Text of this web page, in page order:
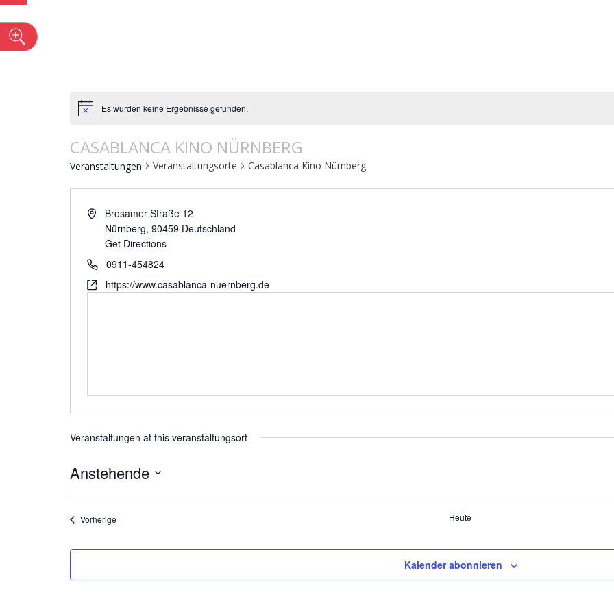
Es wurden keine Ergebnisse gefunden.
CASABLANCA KINO NÜRNBERG
Veranstaltungen Veranstaltungsorte Casablanca Kino Nürnberg
Brosamer Straße 12
Nürnberg, 90459 Deutschland
Get Directions
0911-454824
https://www.casablanca-nuernberg.de
Veranstaltungen at this veranstaltungsort
Anstehende
Datum
wählen.
Vorherige Heute
Kalender abonnieren